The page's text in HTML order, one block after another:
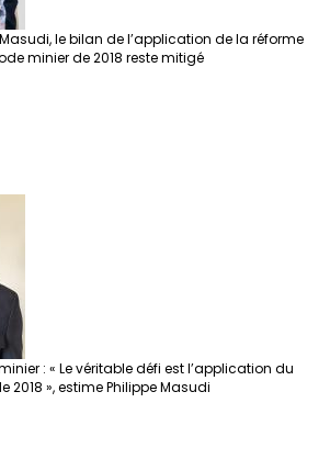
Masudi, le bilan de l’application de la réforme
minier de 2018 reste mitigé
: « Le véritable défi est l’application du
2018 », estime Philippe Masudi